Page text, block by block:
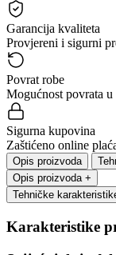
Garancija kvaliteta
Provjereni i sigurni
Povrat robe
Mogućnost povrata u
Sigurna kupovina
Zaštićeno online
Opis proizvoda
Opis proizvoda +
Tehničke
Karakteristike